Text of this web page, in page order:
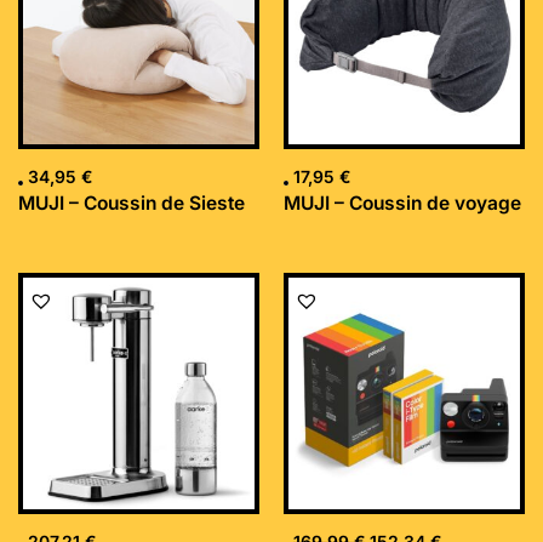
34,95 €
MUJI – Coussin de Sieste
17,95 €
MUJI – Coussin de voyage
Le
initial
était :
169,99 €.
Le